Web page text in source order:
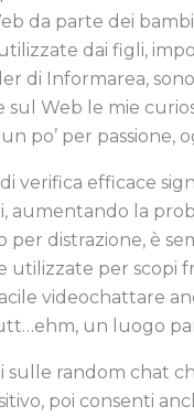
da parte dei
dai figli,
di Informarea,
Web le mie
po’ per passione,
verifica efficace
aumentando la
distrazione, è
per scopi
videochattare
un luogo
sulle random chat
poi consenti